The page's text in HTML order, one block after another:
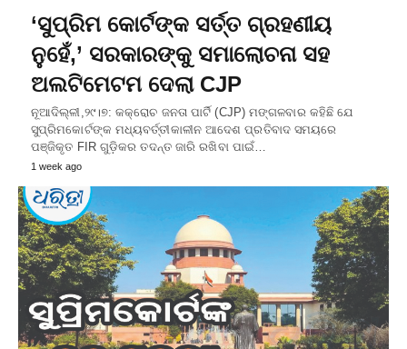
‘ସୁପ୍ରିମ କୋର୍ଟଙ୍କ ସର୍ତ୍ତ ଗ୍ରହଣୀୟ
ନୁହେଁ,’ ସରକାରଙ୍କୁ ସମାଲୋଚନା ସହ
ଅଲଟିମେଟମ ଦେଲା CJP
ନୂଆଦିଲ୍ଳୀ,୨୯।୭: କକ୍ରୋଚ ଜନତା ପାର୍ଟି (CJP) ମଙ୍ଗଳବାର କହିଛି ଯେ
ସୁପ୍ରିମକୋର୍ଟଙ୍କ ମଧ୍ୟବର୍ତ୍ତୀକାଳୀନ ଆଦେଶ ପ୍ରତିବାଦ ସମୟରେ
ପଞ୍ଜିକୃତ FIR ଗୁଡ଼ିକର ତଦନ୍ତ ଜାରି ରଖିବା ପାଇଁ…
1 week ago